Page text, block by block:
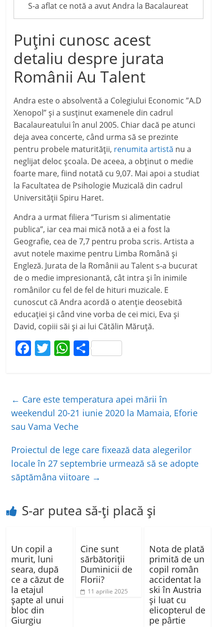
S-a aflat ce notă a avut Andra la Bacalaureat
Puțini cunosc acest
detaliu despre jurata
Românii Au Talent
Andra este o absolventă a Colegiului Economic ”A.D
Xenopol” și a susținut examenele din cadrul
Bacalaureatului în anul 2005. Chiar dacă pe atunci
deja avea concerte, când urma să se prezinte
pentru probele maturității, renumita artistă nu a
neglijat deloc școala. De aceea, a obținut o medie
foarte mare, fiind notată cu 9,07. Mai apoi a studiat
la Facultatea de Psihologie Muzicală din cadrul
Universității Spiru Haret.
Andra a urmat filiera “Turism si alimentatie
publica”, iar cea mai mică notă a ei a fost la
Geografie, cea de 7,7 pentru proba scris. Artista a
avut notele maxime pentru Limba Română și
Engleză. Jurata de la Românii au Talent s-a bucurat
de o medie impresionantă, cât intra și în inimile
românilor cu fel de fel de hituri muzicale. E
cunoscut că Andra acordă o atenție deosebită
educației și când vine vorba de cei mici, Eva și
David, copiii săi și ai lui Cătălin Măruță.
F
e
b
o
k
T
er
W
s
A
p
P
je
a
← Care este temperatura apei mării în
weekendul 20-21 iunie 2020 la Mamaia, Eforie
sau Vama Veche
Proiectul de lege care fixează data alegerilor
locale în 27 septembrie urmează să se adopte
săptămâna viitoare →
S-ar putea să-ți placă și
Un copil a
murit, luni
seara, după
ce a căzut de
la etajul
șapte al unui
bloc din
Giurgiu
Cine sunt
sărbătoriții
Duminicii de
Florii?
11 aprilie 2025
Nota de plată
primită de un
copil român
accidentat la
ski în Austria
şi luat cu
elicopterul de
pe pârtie